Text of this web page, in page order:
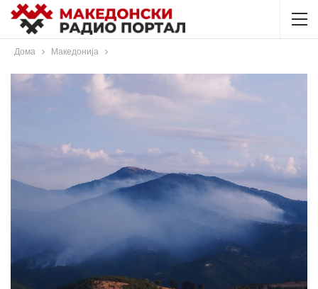
Дома Македонија